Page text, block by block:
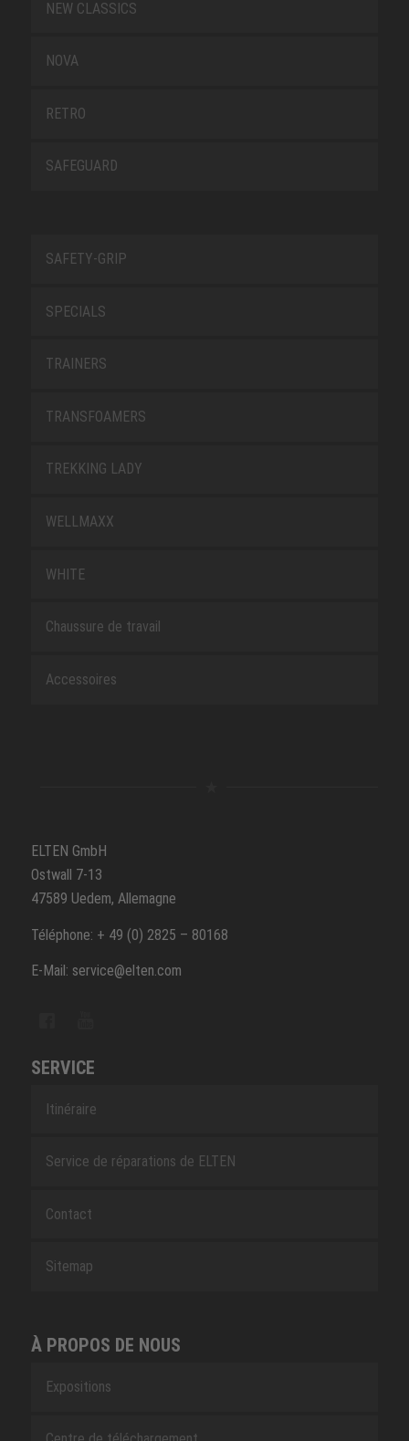
NEW CLASSICS
NOVA
RETRO
SAFEGUARD
SAFETY-GRIP
SPECIALS
TRAINERS
TRANSFOAMERS
TREKKING LADY
WELLMAXX
WHITE
Chaussure de travail
Accessoires
ELTEN GmbH
Ostwall 7-13
47589 Uedem, Allemagne
Téléphone: + 49 (0) 2825 – 80168
E-Mail: service@elten.com
SERVICE
Itinéraire
Service de réparations de ELTEN
Contact
Sitemap
À PROPOS DE NOUS
Expositions